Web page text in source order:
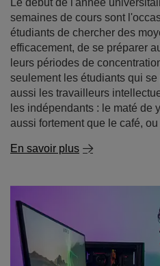
seulement les étudiants qui se
aussi les travailleurs
les indépendants : le maté de
aussi fortement que le café, ou
En savoir plus